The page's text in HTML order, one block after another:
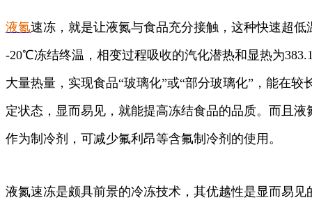
液氮速冻，就是让液氮与食品充分接触，这种快速超低
-20℃冻结终温，相变过程吸收的汽化潜热和显热为
大量热量，实现食品“玻璃化”或“部分玻璃化”，能在较
定状态，显而易见，就能提高冻结食品的品质。而且液
作为制冷剂，可减少氟利昂等含氟制冷剂的使用。
液氮速冻是颇具前景的冷冻技术，其优越性是显而易见